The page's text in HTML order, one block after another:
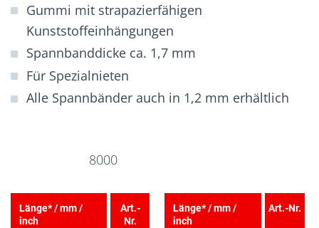
Gummi mit strapazierfähigen
Kunststoffeinhängungen
Spannbanddicke ca. 1,7 mm
Für Spezialnieten
Alle Spannbänder auch in 1,2 mm erhältlich
8000
Länge* / mm /
inch
Art.-
Nr.
Länge* / mm /
inch
Art.-Nr.